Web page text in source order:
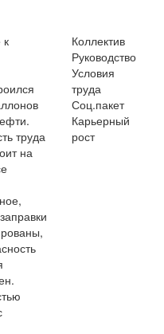
к
труда
на
Коллектив
Руководство
Условия
труда
Соц.пакет
Карьерный
рост